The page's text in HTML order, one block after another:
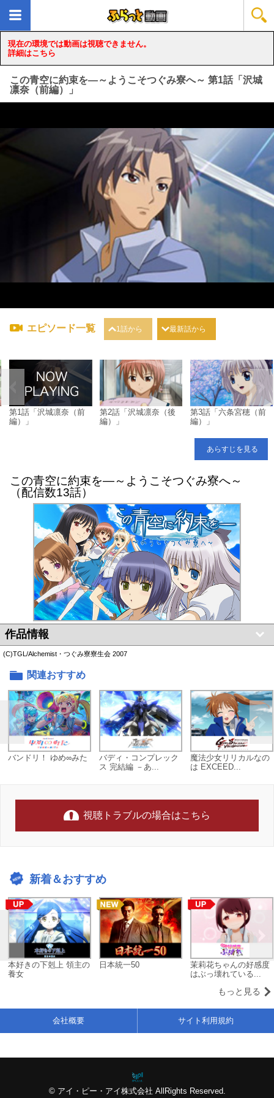
現在の環境では動画は視聴できません。
詳細はこちら
この青空に約束を―～ようこそつぐみ寮へ～ 第1話「沢城
凛奈（前編）」
loading...
エピソード一覧 1話から 最新話から
第1話「沢城凛奈（前
編）」
第2話「沢城凛奈（後
編）」
第3話「六条宮穂（前
編）」
あらすじを見る
この青空に約束を―～ようこそつぐみ寮へ～
（配信数13話）
作品情報
(C)TGL/Alchemist・つぐみ寮寮生会 2007
関連おすすめ
バンドリ！ ゆめ∞みた
バディ・コンプレック
ス 完結編 －あ...
魔法少女リリカルなの
は EXCEED...
視聴トラブルの場合はこちら
新着＆おすすめ
本好きの下剋上 領主の
養女
日本統一50
茉莉花ちゃんの好感度
はぶっ壊れている...
もっと見る
© アイ・ピー・アイ株式会社 AllRights Reserved.
会社概要 サイト利用規約